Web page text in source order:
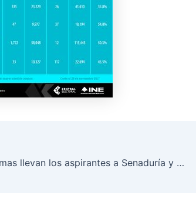
Conoce cuántas firmas llevan los aspirantes a Senaduría y cuántos apoyos recaban sus auxiliares #ApoyoCiudadano